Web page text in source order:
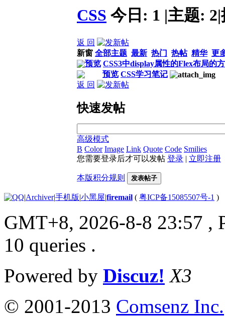
CSS 今日: 1 |主题: 2|
返 回
新窗 全部主题 最新 热门 热帖 精华 更
预览 CSS3中display属性的Flex布局的
预览 CSS学习笔记
返 回
快速发帖
高级模式
B Color Image Link Quote Code Smilies
您需要登录后才可以发帖 登录 | 立即注册
本版积分规则 发表帖子
|Archiver|手机版|小黑屋|firemail ( 粤ICP备15085507号-1 )
GMT+8, 2026-8-8 23:57 ,
10 queries .
Powered by Discuz! X3
© 2001-2013 Comsenz Inc.